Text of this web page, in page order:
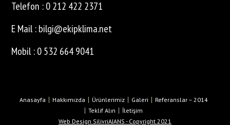
Telefon : 0 212 422 2371
E Mail : bilgi@ekipklima.net
Mobil : 0 532 664 9041
Anasayfa Hakkımızda Ürünlerimiz Galeri
Referanslar – 2014
Teklif Alın
İletişim
Web Design SilivriAJANS - Copyright 2021